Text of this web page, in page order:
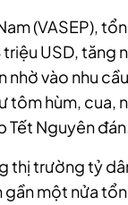
(VASEP),
USD, tăng
nhờ vào nhu
tôm hùm, cua,
Tết Nguyên
thị trường tỷ
một nửa